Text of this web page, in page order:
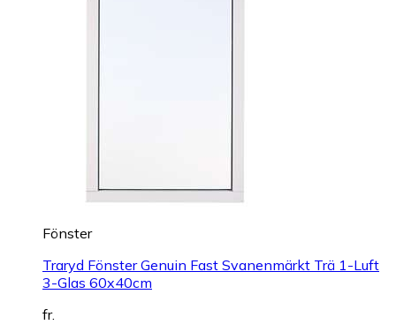
Fönster
Traryd Fönster Genuin Fast Svanenmärkt Trä 1-Luft
3-Glas 60x40cm
fr.